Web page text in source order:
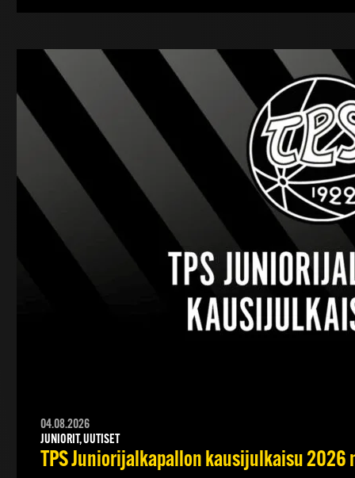
04.08.2026
JUNIORIT, UUTISET
TPS Juniorijalkapallon kausijulkaisu 2026